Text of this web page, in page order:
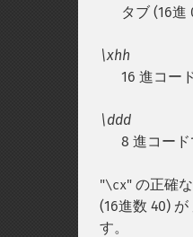
タブ (16進
\xhh
16 進コー
\ddd
8 進コー
"\cx" の正確
(16進数 40)
す。